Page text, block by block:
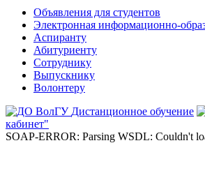
Объявления для студентов
Электронная информационно-
Аспиранту
Абитуриенту
Сотруднику
Выпускнику
Волонтеру
Дистанционное обучение
кабинет"
SOAP-ERROR: Parsing WSDL: Couldn't